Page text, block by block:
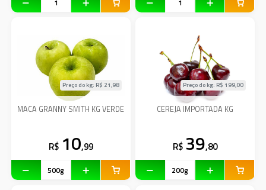
MACA GRANNY SMITH KG VERDE
Preço do kg: R$ 21,98
R$ 10,99
CEREJA IMPORTADA KG
Preço do kg: R$ 199,00
R$ 39,80